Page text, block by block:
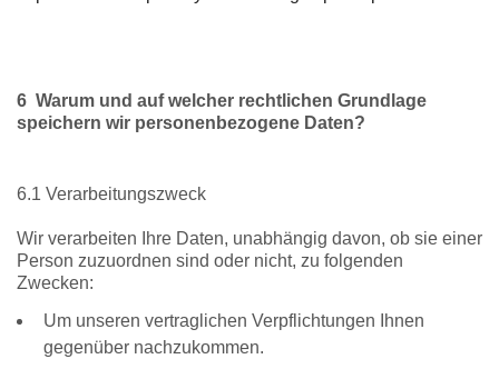
6 Warum und auf welcher rechtlichen Grundlage
speichern wir personenbezogene Daten?
6.1 Verarbeitungszweck
Wir verarbeiten Ihre Daten, unabhängig davon, ob sie einer
Person zuzuordnen sind oder nicht, zu folgenden
Zwecken:
Um unseren vertraglichen Verpflichtungen Ihnen
gegenüber nachzukommen.